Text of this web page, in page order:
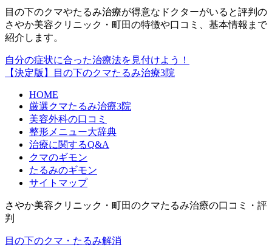
目の下のクマやたるみ治療が得意なドクターがいると評判の
さやか美容クリニック・町田の特徴や口コミ、基本情報まで
紹介します。
自分の症状に合った治療法を見付けよう！
【決定版】目の下のクマたるみ治療3院
HOME
厳選クマたるみ治療3院
美容外科の口コミ
整形メニュー大辞典
治療に関するQ&A
クマのギモン
たるみのギモン
サイトマップ
さやか美容クリニック・町田のクマたるみ治療の口コミ・評
判
目の下のクマ・たるみ解消